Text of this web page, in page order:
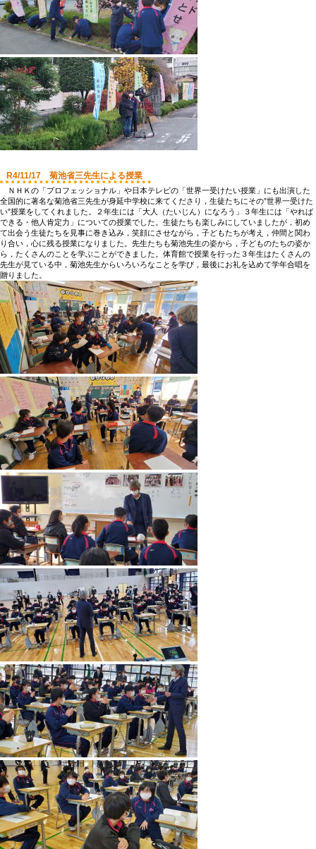
R4/11/17 菊池省三先生による授業
ＮＨＫの「プロフェッショナル」や日本テレビの「世界一受けたい授業」にも出演した
全国的に著名な菊池省三先生が身延中学校に来てくださり，生徒たちにその”世界一受けた
い”授業をしてくれました。２年生には「大人（たいじん）になろう」３年生には「やれば
できる・他人肯定力」についての授業でした。生徒たちも楽しみにしていましたが，初め
て出会う生徒たちを見事に巻き込み，笑顔にさせながら，子どもたちが考え，仲間と関わ
り合い，心に残る授業になりました。先生たちも菊池先生の姿から，子どものたちの姿か
ら，たくさんのことを学ぶことができました。体育館で授業を行った３年生はたくさんの
先生が見ている中，菊池先生からいろいろなことを学び，最後にお礼を込めて学年合唱を
贈りました。